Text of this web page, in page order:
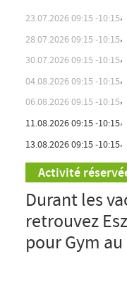
14.07.2026 09:15 10:15
16.07.202609:15 10:15
21.07.202609:15 10:15
23.07.202609:15 10:15
28.07.202609:15 10:15
30.07.202609:15 10:15
04.08.2026 09:15 10:15
06.08.202609:15
11.08.2026 09:15
13.08.202609:15
Activité
Durant les
retrouvez
pour Gym au